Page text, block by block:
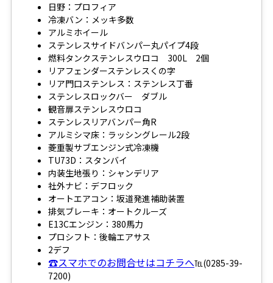
日野：プロフィア
冷凍バン：メッキ多数
アルミホイール
ステンレスサイドバンパー丸パイプ4段
燃料タンクステンレスウロコ 300L 2個
リアフェンダーステンレスくの字
リア門口ステンレス：ステンレス丁番
ステンレスロックバー ダブル
観音扉ステンレスウロコ
ステンレスリアバンパー角R
アルミシマ床：ラッシングレール2段
菱重製サブエンジン式冷凍機
TU73D：スタンバイ
内装生地張り：シャンデリア
社外ナビ：デフロック
オートエアコン：坂道発進補助装置
排気ブレーキ：オートクルーズ
E13Cエンジン：380馬力
プロシフト：後輪エアサス
2デフ
☎スマホでのお問合せはコチラへ℡(0285-39-
7200)